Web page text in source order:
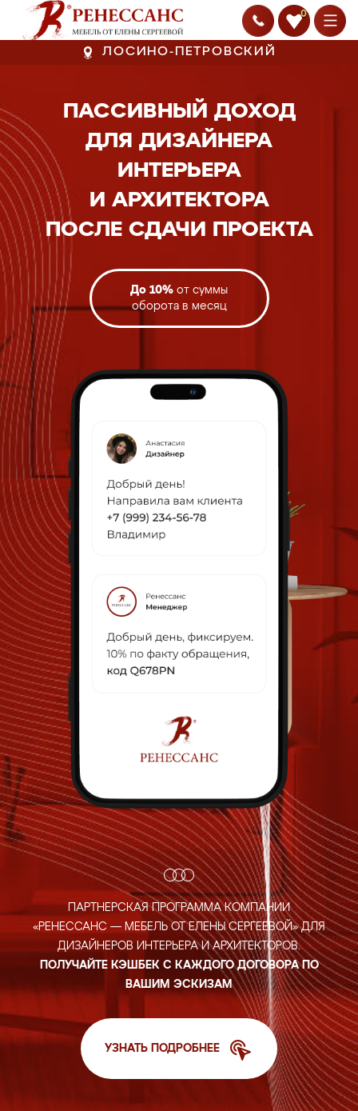
0
ЛОСИНО-ПЕТРОВСКИЙ
ПАССИВНЫЙ ДОХОД
ДЛЯ ДИЗАЙНЕРА
ИНТЕРЬЕРА
И АРХИТЕКТОРА
ПОСЛЕ СДАЧИ ПРОЕКТА
До 10% от суммы
оборота в месяц
ПАРТНЕРСКАЯ ПРОГРАММА КОМПАНИИ
«РЕНЕССАНС — МЕБЕЛЬ ОТ ЕЛЕНЫ СЕРГЕЕВОЙ»ДЛЯ
ДИЗАЙНЕРОВ ИНТЕРЬЕРА И АРХИТЕКТОРОВ.
ПОЛУЧАЙТЕ КЭШБЕК С КАЖДОГО ДОГОВОРА ПО
ВАШИМ ЭСКИЗАМ
УЗНАТЬ ПОДРОБНЕЕ